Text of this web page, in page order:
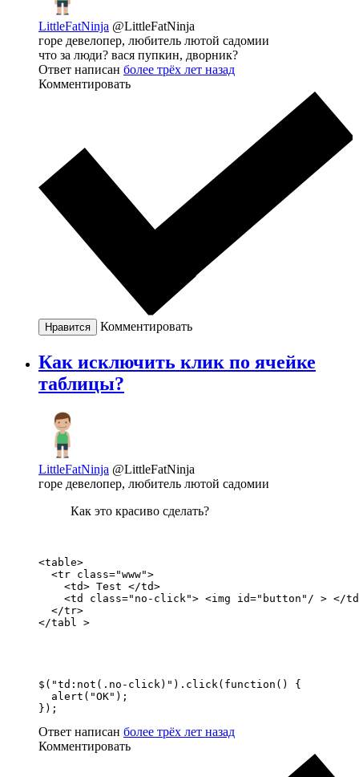
LittleFatNinja @LittleFatNinja
горе девелопер, любитель лютой садомии
что за люди? вася пупкин, дворник?
Ответ написан более трёх лет назад
Комментировать
Нравится Комментировать
Как исключить клик по ячейке
таблицы?
LittleFatNinja @LittleFatNinja
горе девелопер, любитель лютой садомии
Как это красиво сделать?
<table>
  <tr class="www">
    <td> Test </td>
<td class="no-click"> <img id="button"/ > </
  </tr>
</tabl >
$("td:not(.no-click)").click(function() {
  alert("OK");
});
Ответ написан более трёх лет назад
Комментировать